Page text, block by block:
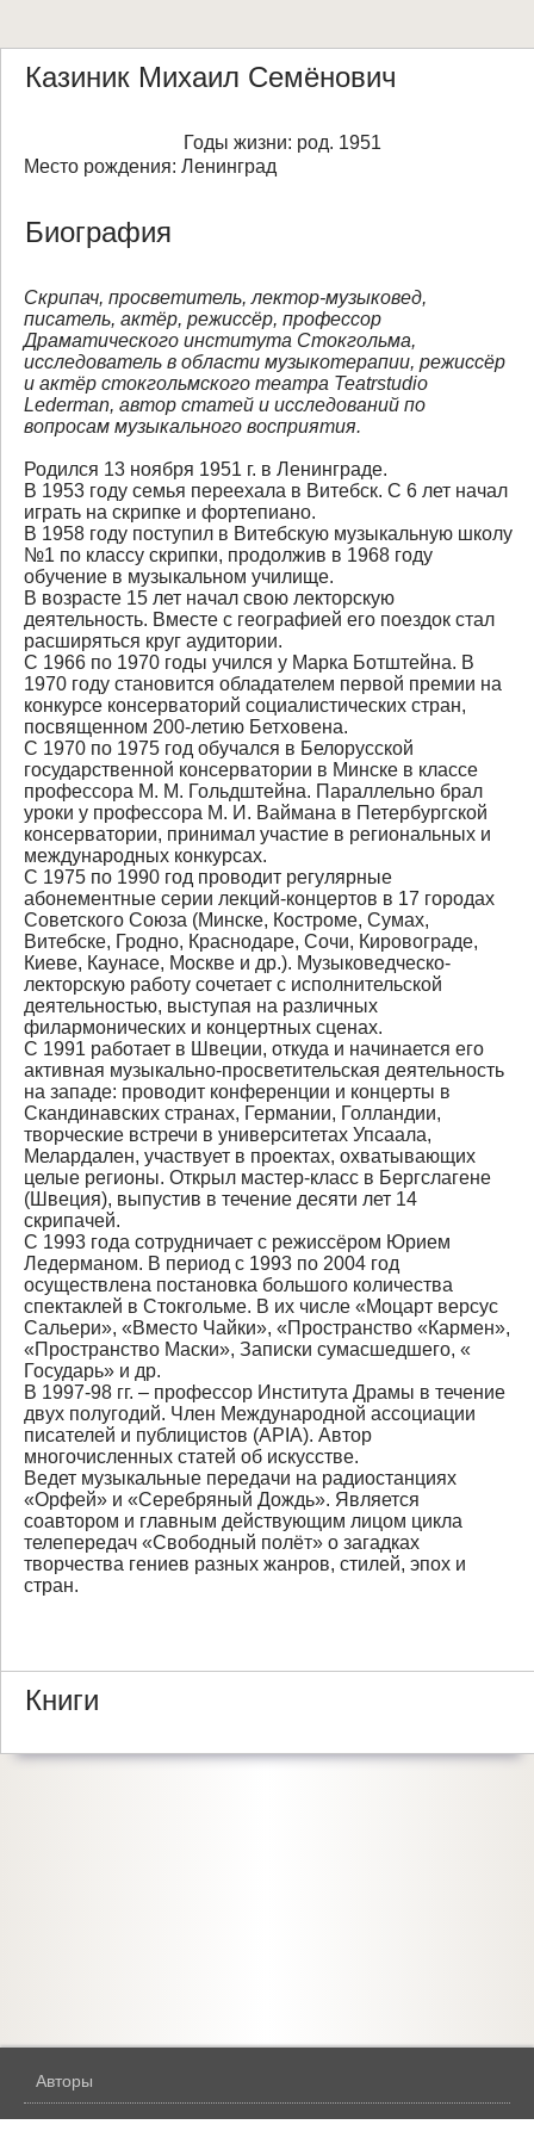
Казиник Михаил Семёнович
Годы жизни: род. 1951
Место рождения: Ленинград
Биография
Скрипач, просветитель, лектор-музыковед,
писатель, актёр, режиссёр, профессор
Драматического института Стокгольма,
исследователь в области музыкотерапии, режиссёр
и актёр стокгольмского театра Teatrstudio
Lederman, автор статей и исследований по
вопросам музыкального восприятия.
Родился 13 ноября 1951 г. в Ленинграде.
В 1953 году семья переехала в Витебск. С 6 лет начал
играть на скрипке и фортепиано.
В 1958 году поступил в Витебскую музыкальную школу
№1 по классу скрипки, продолжив в 1968 году
обучение в музыкальном училище.
В возрасте 15 лет начал свою лекторскую
деятельность. Вместе с географией его поездок стал
расширяться круг аудитории.
С 1966 по 1970 годы учился у Марка Ботштейна. В
1970 году становится обладателем первой премии на
конкурсе консерваторий социалистических стран,
посвященном 200-летию Бетховена.
С 1970 по 1975 год обучался в Белорусской
государственной консерватории в Минске в классе
профессора М. М. Гольдштейна. Параллельно брал
уроки у профессора М. И. Ваймана в Петербургской
консерватории, принимал участие в региональных и
международных конкурсах.
C 1975 по 1990 год проводит регулярные
абонементные серии лекций-концертов в 17 городах
Советского Союза (Минске, Костроме, Сумах,
Витебске, Гродно, Краснодаре, Сочи, Кировограде,
Киеве, Каунасе, Москве и др.). Музыковедческо-
лекторскую работу сочетает с исполнительской
деятельностью, выступая на различных
филармонических и концертных сценах.
С 1991 работает в Швеции, откуда и начинается его
активная музыкально-просветительская деятельность
на западе: проводит конференции и концерты в
Скандинавских странах, Германии, Голландии,
творческие встречи в университетах Упсаала,
Мелардален, участвует в проектах, охватывающих
целые регионы. Открыл мастер-класс в Бергслагене
(Швеция), выпустив в течение десяти лет 14
скрипачей.
С 1993 года сотрудничает с режиссёром Юрием
Ледерманом. В период с 1993 по 2004 год
осуществлена постановка большого количества
спектаклей в Стокгольме. В их числе «Моцарт версус
Сальери», «Вместо Чайки», «Пространство «Кармен»,
«Пространство Маски», Записки сумасшедшего, «
Государь» и др.
В 1997-98 гг. – профессор Института Драмы в течение
двух полугодий. Член Международной ассоциации
писателей и публицистов (APIA). Автор
многочисленных статей об искусстве.
Ведет музыкальные передачи на радиостанциях
«Орфей» и «Серебряный Дождь». Является
соавтором и главным действующим лицом цикла
телепередач «Свободный полёт» о загадках
творчества гениев разных жанров, стилей, эпох и
стран.
Книги
Авторы